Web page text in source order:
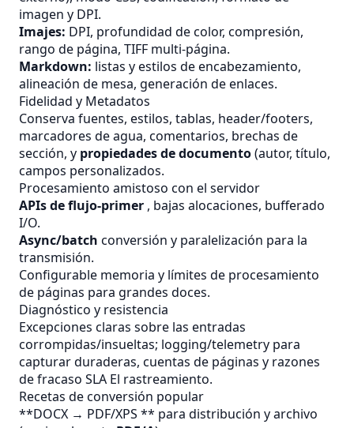
imagen y DPI.
Imajes: DPI, profundidad de color, compresión,
rango de página, TIFF multi-página.
Markdown: listas y estilos de encabezamiento,
alineación de mesa, generación de enlaces.
Fidelidad y Metadatos
Conserva fuentes, estilos, tablas, header/footers,
marcadores de agua, comentarios, brechas de
sección, y propiedades de documento(autor, título,
campos personalizados.
Procesamiento amistoso con el servidor
APIs de flujo-primer , bajas alocaciones, bufferado
I/O.
Async/batch conversión y paralelización para la
transmisión.
Configurable memoria y límites de procesamiento
de páginas para grandes doces.
Diagnóstico y resistencia
Excepciones claras sobre las entradas
corrompidas/insueltas; logging/telemetry para
capturar duraderas, cuentas de páginas y razones
de fracaso SLA El rastreamiento.
Recetas de conversión popular
**DOCX → PDF/XPS ** para distribución y archivo